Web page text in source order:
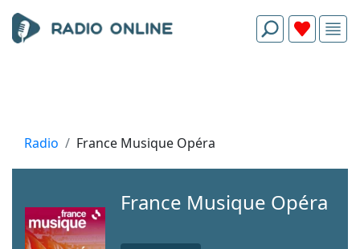
Radio France Musique Opéra
France Musique Opéra